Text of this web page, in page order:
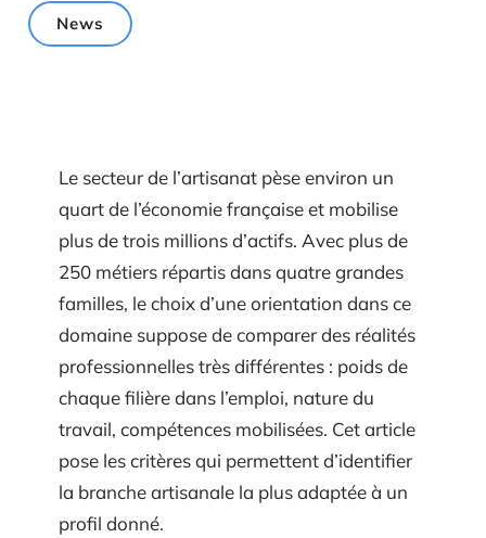
News
Le secteur de l’artisanat pèse environ un
quart de l’économie française et mobilise
plus de trois millions d’actifs. Avec plus de
250 métiers répartis dans quatre grandes
familles, le choix d’une orientation dans ce
domaine suppose de comparer des réalités
professionnelles très différentes : poids de
chaque filière dans l’emploi, nature du
travail, compétences mobilisées. Cet article
pose les critères qui permettent d’identifier
la branche artisanale la plus adaptée à un
profil donné.